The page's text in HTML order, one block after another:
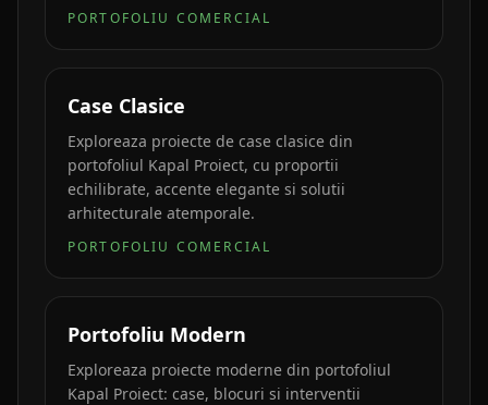
PORTOFOLIU COMERCIAL
Case Clasice
Exploreaza proiecte de case clasice din
portofoliul Kapal Proiect, cu proportii
echilibrate, accente elegante si solutii
arhitecturale atemporale.
PORTOFOLIU COMERCIAL
Portofoliu Modern
Exploreaza proiecte moderne din portofoliul
Kapal Proiect: case, blocuri si interventii